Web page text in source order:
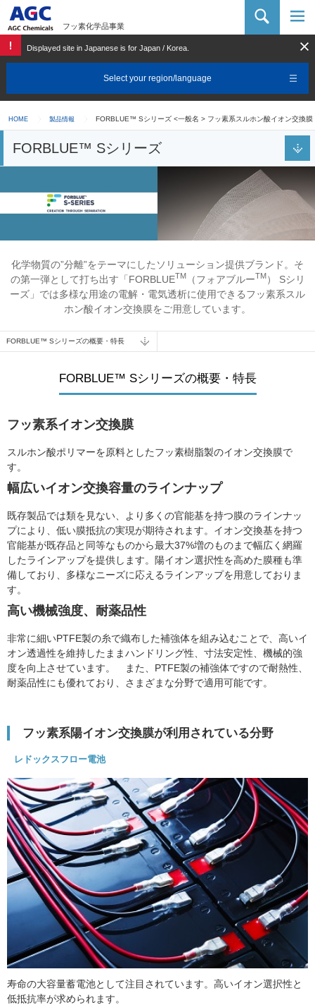
フッ素化学品事業
Displayed site in Japanese is for Japan / Korea.
Select your region/language
HOME 製品情報 FORBLUE™ Sシリーズ <一般名 > フッ素系スルホン酸イオン交換膜
FORBLUE™ Sシリーズ
化学物質の”分離”をテーマにしたソリューション提供ブランド。そ
の第一弾として打ち出す「FORBLUETM（フォアブルーTM） Sシリ
ーズ」では多様な用途の電解・電気透析に使用できるフッ素系スル
ホン酸イオン交換膜をご用意しています。
FORBLUE™ Sシリーズの概要・特長
FORBLUE™ Sシリーズの概要・特長
フッ素系イオン交換膜
スルホン酸ポリマーを原料としたフッ素樹脂製のイオン交換膜で
す。
幅広いイオン交換容量のラインナップ
既存製品では類を見ない、より多くの官能基を持つ膜のラインナッ
プにより、低い膜抵抗の実現が期待されます。イオン交換基を持つ
官能基が既存品と同等なものから最大37%増のものまで幅広く網羅
したラインアップを提供します。陽イオン選択性を高めた膜種も準
備しており、多様なニーズに応えるラインアップを用意しておりま
す。
高い機械強度、耐薬品性
非常に細いPTFE製の糸で織布した補強体を組み込むことで、高いイ
オン透過性を維持したままハンドリング性、寸法安定性、機械的強
度を向上させています。 また、PTFE製の補強体ですので耐熱性、
耐薬品性にも優れており、さまざまな分野で適用可能です。
フッ素系陽イオン交換膜が利用されている分野
レドックスフロー電池
寿命の大容量蓄電池として注目されています。高いイオン選択性と
低抵抗率が求められます。